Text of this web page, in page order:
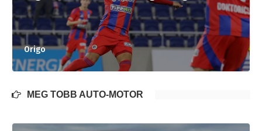
Origo
MÉG TÖBB AUTÓ-MOTOR